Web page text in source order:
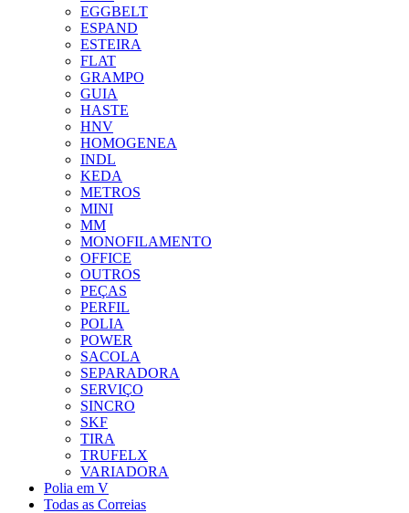
EGGBELT
ESPAND
ESTEIRA
FLAT
GRAMPO
GUIA
HASTE
HNV
HOMOGENEA
INDL
KEDA
METROS
MINI
MM
MONOFILAMENTO
OFFICE
OUTROS
PEÇAS
PERFIL
POLIA
POWER
SACOLA
SEPARADORA
SERVIÇO
SINCRO
SKF
TIRA
TRUFELX
VARIADORA
Polia em V
Todas as Correias